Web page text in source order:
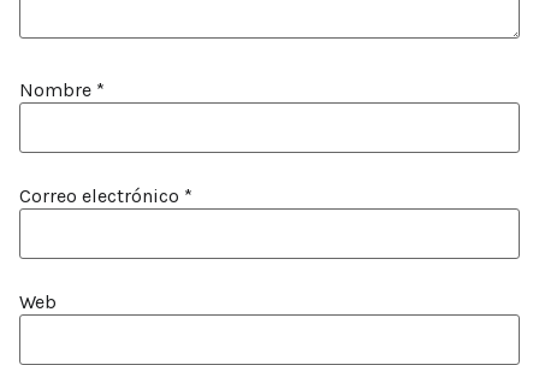
Nombre *
Correo electrónico *
Web